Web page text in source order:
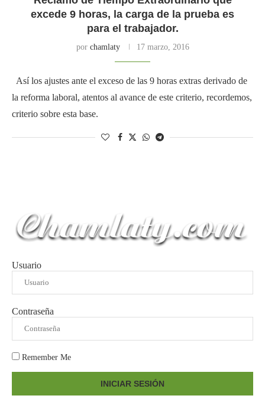
excede 9 horas, la carga de la prueba es
para el trabajador.
por chamlaty 17 marzo, 2016
Así los ajustes ante el exceso de las 9 horas extras derivado de
la reforma laboral, atentos al avance de este criterio, recordemos,
criterio sobre esta base.
Usuario
Contraseña
Remember Me
INICIAR SESIÓN